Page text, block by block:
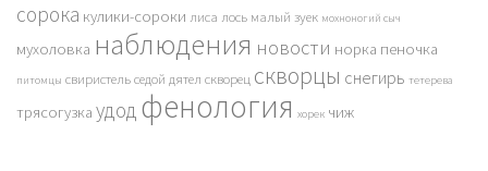
сорока кулики-сороки лиса лось малый зуек мохноногий сыч
мухоловка наблюдения новости норка пеночка
питомцы свиристельседой дятел скворец скворцы снегирь тетерева
трясогузка удод фенология хорек чиж